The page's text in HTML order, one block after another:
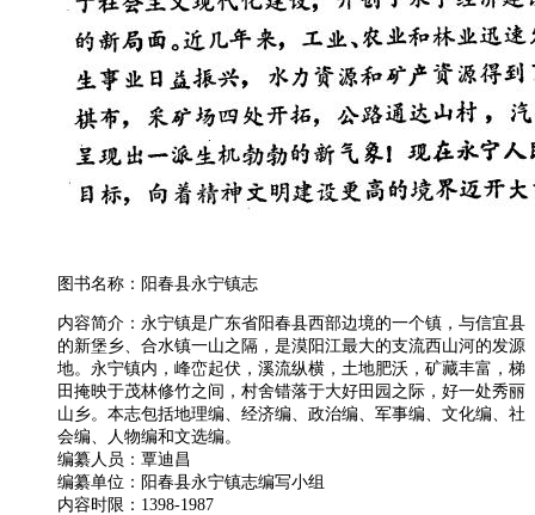
图书名称：阳春县永宁镇志
内容简介：永宁镇是广东省阳春县西部边境的一个镇，与信宜县
的新堡乡、合水镇一山之隔，是漠阳江最大的支流西山河的发源
地。永宁镇内，峰峦起伏，溪流纵横，土地肥沃，矿藏丰富，梯
田掩映于茂林修竹之间，村舍错落于大好田园之际，好一处秀丽
山乡。本志包括地理编、经济编、政治编、军事编、文化编、社
会编、人物编和文选编。
编纂人员：覃迪昌
编纂单位：阳春县永宁镇志编写小组
内容时限：1398-1987